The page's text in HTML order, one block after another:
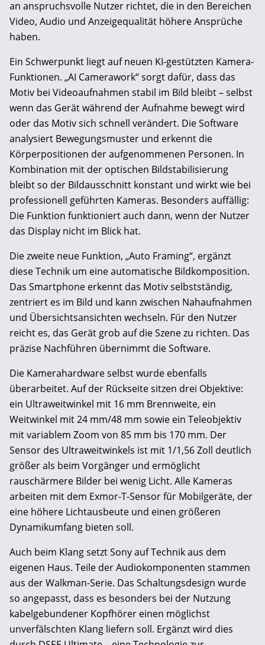
an anspruchsvolle Nutzer richtet, die in den Bereichen
Video, Audio und Anzeigequalität höhere Ansprüche
haben.
Ein Schwerpunkt liegt auf neuen KI-gestützten Kamera-
Funktionen. „AI Camerawork“ sorgt dafür, dass das
Motiv bei Videoaufnahmen stabil im Bild bleibt – selbst
wenn das Gerät während der Aufnahme bewegt wird
oder das Motiv sich schnell verändert. Die Software
analysiert Bewegungsmuster und erkennt die
Körperpositionen der aufgenommenen Personen. In
Kombination mit der optischen Bildstabilisierung
bleibt so der Bildausschnitt konstant und wirkt wie bei
professionell geführten Kameras. Besonders auffällig:
Die Funktion funktioniert auch dann, wenn der Nutzer
das Display nicht im Blick hat.
Die zweite neue Funktion, „Auto Framing“, ergänzt
diese Technik um eine automatische Bildkomposition.
Das Smartphone erkennt das Motiv selbstständig,
zentriert es im Bild und kann zwischen Nahaufnahmen
und Übersichtsansichten wechseln. Für den Nutzer
reicht es, das Gerät grob auf die Szene zu richten. Das
präzise Nachführen übernimmt die Software.
Die Kamerahardware selbst wurde ebenfalls
überarbeitet. Auf der Rückseite sitzen drei Objektive:
ein Ultraweitwinkel mit 16 mm Brennweite, ein
Weitwinkel mit 24 mm/48 mm sowie ein Teleobjektiv
mit variablem Zoom von 85 mm bis 170 mm. Der
Sensor des Ultraweitwinkels ist mit 1/1,56 Zoll deutlich
größer als beim Vorgänger und ermöglicht
rauschärmere Bilder bei wenig Licht. Alle Kameras
arbeiten mit dem Exmor-T-Sensor für Mobilgeräte, der
eine höhere Lichtausbeute und einen größeren
Dynamikumfang bieten soll.
Auch beim Klang setzt Sony auf Technik aus dem
eigenen Haus. Teile der Audiokomponenten stammen
aus der Walkman-Serie. Das Schaltungsdesign wurde
so angepasst, dass es besonders bei der Nutzung
kabelgebundener Kopfhörer einen möglichst
unverfälschten Klang liefern soll. Ergänzt wird dies